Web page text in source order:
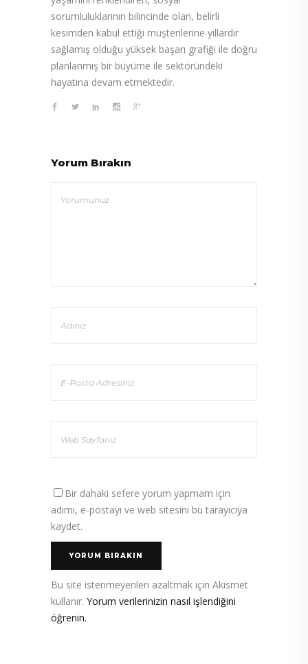
sorumluluklarının bilincinde olan, belirli
kesimden kabul ettiği müşterilerine yıllardır
sağlamış olduğu yüksek başarı grafiği ile doğru
planlanmış bir büyüme ile sektöründeki
hayatına devam etmektedir.
Yorum Bırakın
Bir dahaki sefere yorum yapmam için
adımı, e-postayı ve web sitesini bu tarayıcıya
kaydet.
Bu site istenmeyenleri azaltmak için Akismet
kullanır. Yorum verilerinizin nasıl işlendiğini
öğrenin.